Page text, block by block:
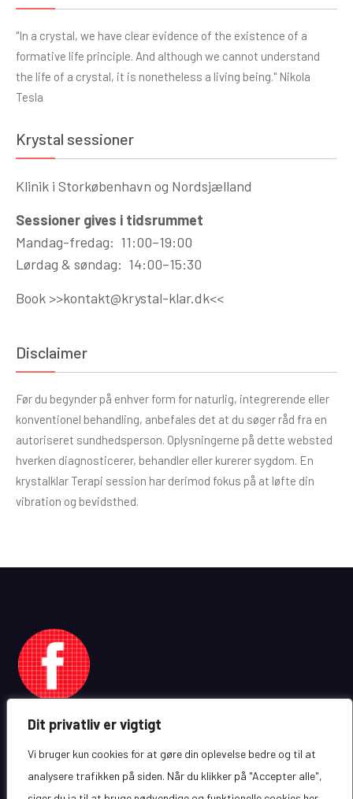
Dit privatliv er vigtigt
Vi bruger kun cookies for at gøre din oplevelse bedre og til at
analysere trafikken på siden. Når du klikker på "Accepter alle",
"In a crystal, we have clear evidence of the existence of a
formative life principle. And although we cannot understand
the life of a crystal, it is nonetheless a living being." Nikola
Tesla
Krystal sessioner
Klinik i Storkøbenhavn og Nordsjælland
Sessioner gives i tidsrummet
Mandag-fredag: 11:00–19:00
Lørdag & søndag: 14:00–15:30
Book >>kontakt@krystal-klar.dk<<
Disclaimer
Før du begynder på enhver form for naturlig, integrerende eller
konventionel behandling, anbefales det at du søger råd fra en
autoriseret sundhedsperson. Oplysningerne på dette websted
hverken diagnosticerer, behandler eller kurerer sygdom. En
krystalklar Terapi session har derimod fokus på at løfte din
vibration og bevidsthed.